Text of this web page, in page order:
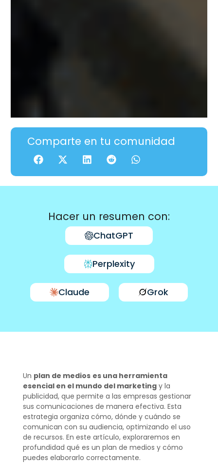
Comparte en tu comunidad
Hacer un resumen con:
ChatGPT
Perplexity
Claude Grok
Un plan de medios es una herramienta
esencial en el mundo del marketingy la
publicidad, que permite a las empresas gestionar
sus comunicaciones de manera efectiva. Esta
estrategia organiza cómo, dónde y cuándo se
comunican con su audiencia, optimizando el uso
de recursos. En este artículo, exploraremos en
profundidad qué es un plan de medios y cómo
puedes elaborarlo correctamente.